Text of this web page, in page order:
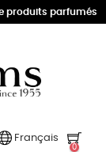
produits parfumés
Français
0